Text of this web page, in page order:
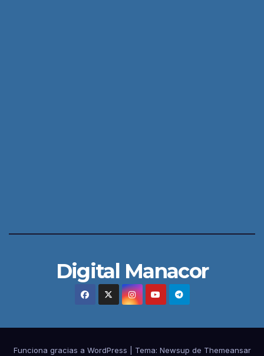
Digital Manacor
Funciona gracias a WordPress Tema: Newsup de Themeansar